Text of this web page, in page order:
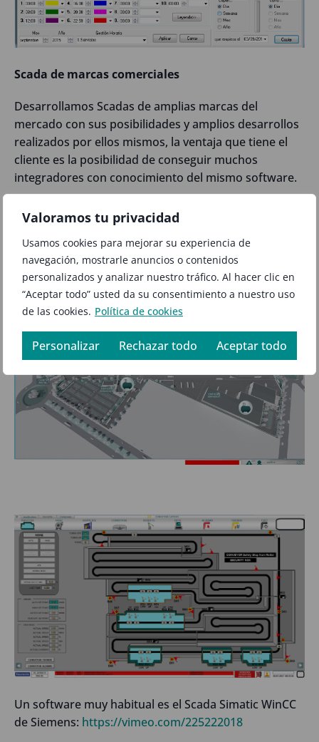
Valoramos tu privacidad
Usamos cookies para mejorar su experiencia de
navegación, mostrarle anuncios o contenidos
personalizados y analizar nuestro tráfico. Al hacer clic en
“Aceptar todo” usted da su consentimiento a nuestro uso
de las cookies. Política de cookies
Personalizar Rechazar todo Aceptar todo
Scada de marcas comerciales
Desarrollamos Scadas de amplias marcas del
mercado con sus posibilidades y amplios desarrollos
realizados por ellos mismos, la ventaja que tiene el
cliente es la posibilidad de conseguir muchos
integradores con conocimiento del mismo software.
Ejemplo de pantallas realizadas a clientes para
ayudarles en la realización de control y visualización
de su planta.
Un software muy habitual es el Scada Simatic WinCC
de Siemens: https://vimeo.com/225222018